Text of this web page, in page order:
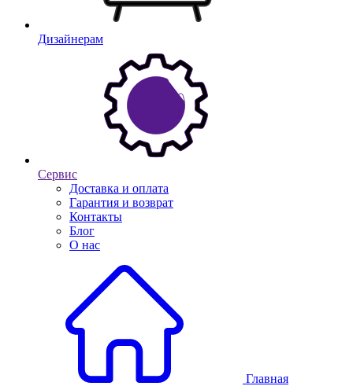
Дизайнерам
Сервис
Доставка и оплата
Гарантия и возврат
Контакты
Блог
О нас
Главная